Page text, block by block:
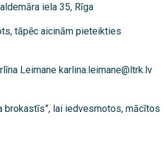
iela 35, Rīga
tāpēc aicinām pieteikties
Leimane karlina.leimane@ltrk.lv
brokastīs”, lai iedvesmotos, mācītos